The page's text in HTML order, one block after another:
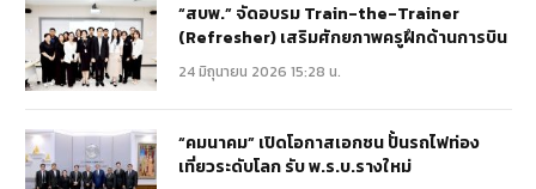
“สบพ.” จัดอบรม Train-the-Trainer
(Refresher) เสริมศักยภาพครูฝึกด้านการบิน
24 มิถุนายน 2026 15:28 น.
“คมนาคม” เปิดโอกาสเอกชน ปั้นรถไฟท่อง
เที่ยวระดับโลก รับ พ.ร.บ.รางใหม่